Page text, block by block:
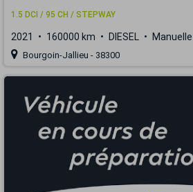
1.5 DCI / 95 CH / STEPWAY
2021 160000 km DIESEL Manuelle
Bourgoin-Jallieu - 38300